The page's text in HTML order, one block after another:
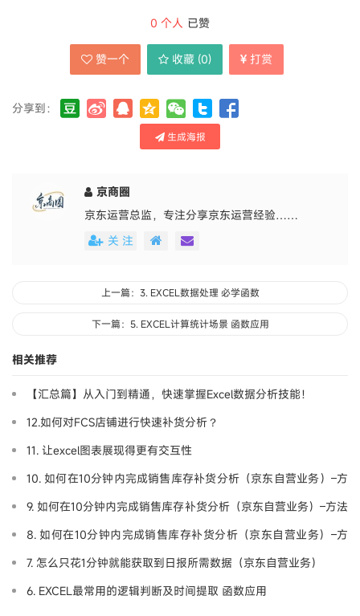
0 个人 已赞
赞一个 收藏 (0) 打赏
分享到：
生成海报
京商圈
京东运营总监，专注分享京东运营经验……
关 注
上一篇：3. EXCEL数据处理 必学函数
下一篇：5. EXCEL计算统计场景 函数应用
相关推荐
【汇总篇】从入门到精通，快速掌握Excel数据分析技能！
12.如何对FCS店铺进行快速补货分析？
11. 让excel图表展现得更有交互性
10. 如何在10分钟内完成销售库存补货分析（京东自营业务）–方
法3
9. 如何在10分钟内完成销售库存补货分析（京东自营业务）–方法
2
8. 如何在10分钟内完成销售库存补货分析（京东自营业务）–方
法1
7. 怎么只花1分钟就能获取到日报所需数据（京东自营业务）
6. EXCEL最常用的逻辑判断及时间提取 函数应用